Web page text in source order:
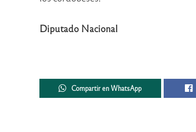
Diputado Nacional
Compartir en WhatsApp